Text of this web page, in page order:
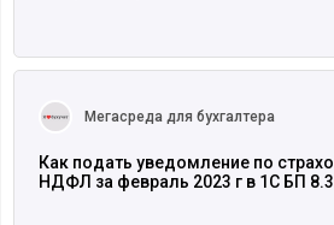
Мегасреда для бухгалтера
Как подать уведомление по
НДФЛ за февраль 2023 г в 1С БП 8.3